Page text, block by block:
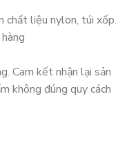
chất liệu nylon, túi xốp.
Cam kết nhận lại sản
không đúng quy cách